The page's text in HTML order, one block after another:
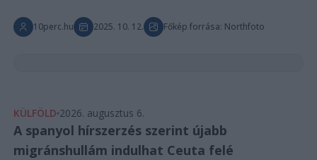
10perc.hu 2025. 10. 12. Főkép forrása: Northfoto
KÜLFÖLD 2026. augusztus 6.
A spanyol hírszerzés szerint újabb
migránshullám indulhat Ceuta felé